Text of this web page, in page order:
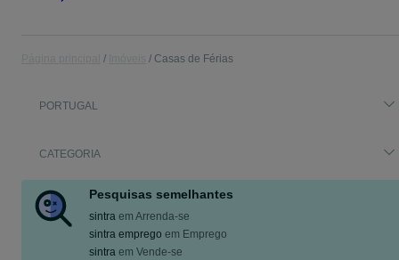
Casas de Férias
PORTUGAL
CATEGORIA
Pesquisas semelhantes
sintra em Arrenda-se
sintra emprego em Emprego
sintra em Vende-se